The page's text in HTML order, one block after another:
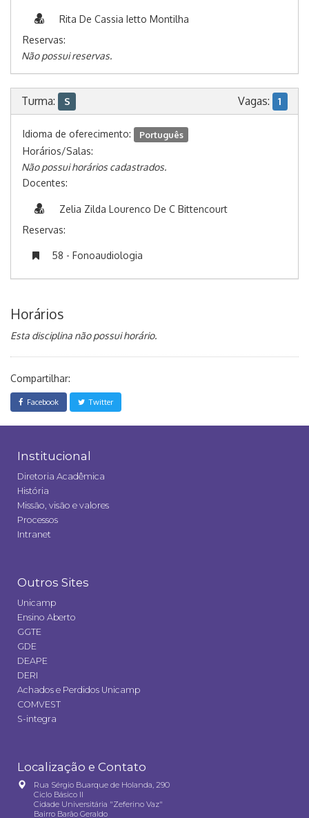
Rita De Cassia Ietto Montilha
Reservas:
Não possui reservas.
Turma: S Vagas: 1
Idioma de oferecimento: Português
Horários/Salas:
Não possui horários cadastrados.
Docentes:
Zelia Zilda Lourenco De C Bittencourt
Reservas:
58 - Fonoaudiologia
Horários
Esta disciplina não possui horário.
Compartilhar:
Facebook Twitter
Institucional
Diretoria Acadêmica
História
Missão, visão e valores
Processos
Intranet
Outros Sites
Unicamp
Ensino Aberto
GGTE
GDE
DEAPE
DERI
Achados e Perdidos Unicamp
COMVEST
S-integra
Localização e Contato
Rua Sérgio Buarque de Holanda, 290
Ciclo Básico II
Cidade Universitária "Zeferino Vaz"
Bairro Barão Geraldo